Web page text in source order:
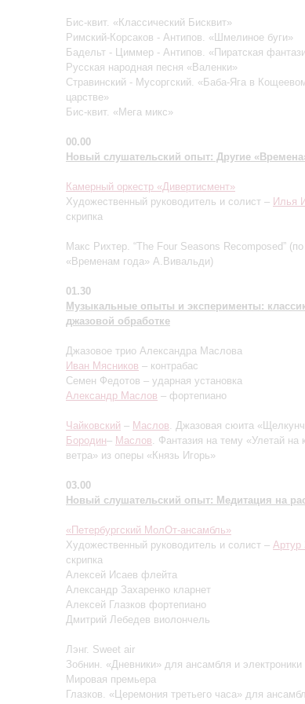
Бис-квит. «Классический Бисквит»
Римский-Корсаков - Антипов. «Шмелиное буги»
Бадельт - Циммер - Антипов. «Пиратская
Русская народная песня «Валенки»
Стравинский - Мусоргский. «Баба-Яга в
царстве»
Бис-квит. «Мега микс»
00.00
Новый слушательский опыт: Другие
Камерный оркестр «Дивертисмент»
Художественный руководитель и солист – Илья
скрипка
Макс Рихтер. “The Four Seasons Recomposed” (по
«Временам года» А.Вивальди)
01.30
Музыкальные опыты и эксперименты:
джазовой обработке
Джазовое трио Александра Маслова
Иван Мясников – контрабас
Семен Федотов – ударная установка
Александр Маслов – фортепиано
Чайковский – Маслов. Джазовая сюита
Бородин– Маслов. Фантазия на тему «Улетай на
ветра» из оперы «Князь Игорь»
03.00
Новый слушательский опыт: Медитация на
«Петербургский МолОт-ансамбль»
Художественный руководитель и солист – Артур
скрипка
Алексей Исаев флейта
Александр Захаренко кларнет
Алексей Глазков фортепиано
Дмитрий Лебедев виолончель
Лэнг. Sweet air
Зобнин. «Дневники» для ансамбля и электроники
Мировая премьера
Глазков. «Церемония третьего часа» для